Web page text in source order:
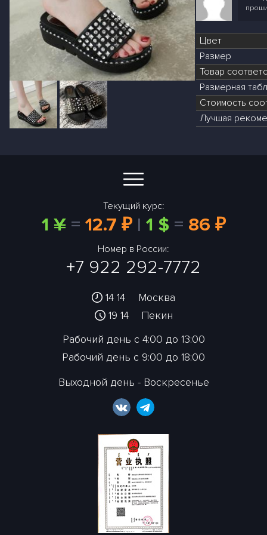
Цвет
Размер
Товар
Размерная
Стоимость
Лучшая
Текущий курс:
1 ¥= 12.7 ₽| 1 $ = 86 ₽
Номер в России:
+7 922 292-7772
14 14
Москва
19 14
Пекин
Рабочий день с 4:00 до 13:00
Рабочий день с 9:00 до 18:00
Выходной день - Воскресенье